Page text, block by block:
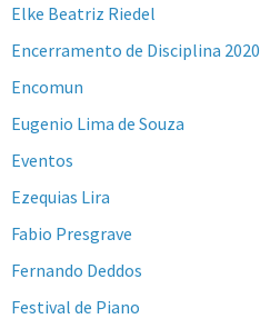
Elke Beatriz Riedel
Encerramento de Disciplina 2020
Encomun
Eugenio Lima de Souza
Eventos
Ezequias Lira
Fabio Presgrave
Fernando Deddos
Festival de Piano